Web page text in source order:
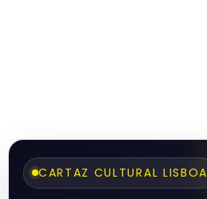
CARTAZ CULTURAL LISBOA